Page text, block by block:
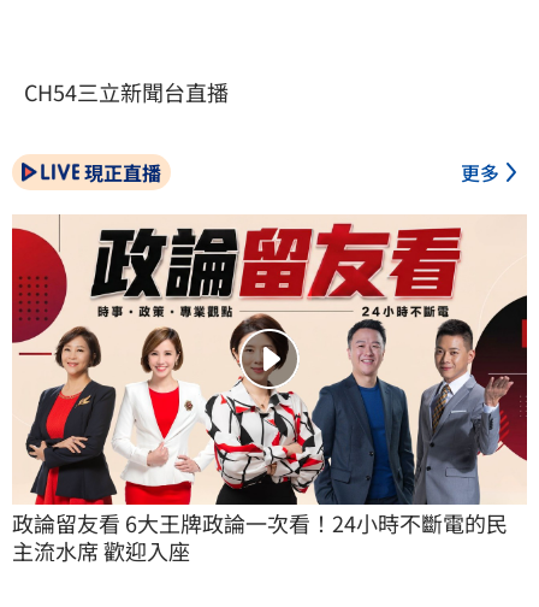
CH54三立新聞台直播
現正直播 更多
政論留友看 6大王牌政論一次看！24小時不斷電的民
主流水席 歡迎入座